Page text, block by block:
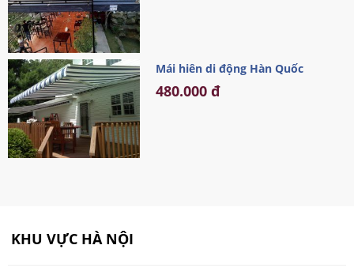
Mái hiên di động Hàn Quốc
480.000 đ
KHU VỰC HÀ NỘI